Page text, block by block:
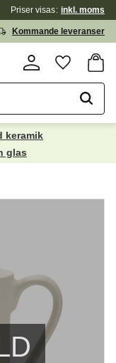
Kommande leveranser
Priser visas inkl. moms
keramik
glas